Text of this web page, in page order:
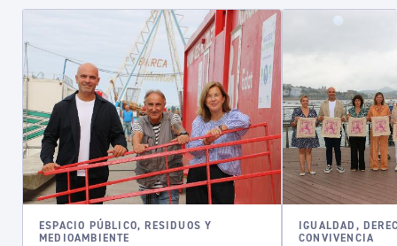
ESPACIO PÚBLICO, RESIDUOS Y
MEDIOAMBIENTE
IGUALDAD,
CONVIVENCIA